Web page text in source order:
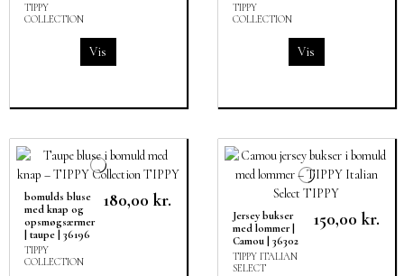
TIPPY
COLLECTION
Vis
TIPPY
COLLECTION
Vis
bomulds bluse
med knap og
opsmøgsærmer
| taupe | 36196
TIPPY
COLLECTION
180,00 kr.
Jersey bukser
med lommer |
Camou | 36302
TIPPY ITALIAN
SELECT
150,00 kr.